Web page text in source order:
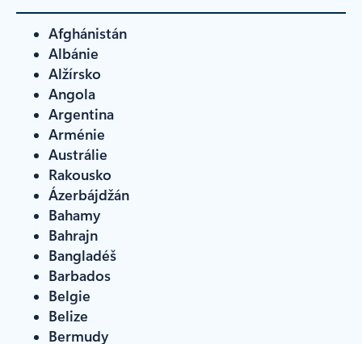
Afghánistán
Albánie
Alžírsko
Angola
Argentina
Arménie
Austrálie
Rakousko
Ázerbájdžán
Bahamy
Bahrajn
Bangladéš
Barbados
Belgie
Belize
Bermudy